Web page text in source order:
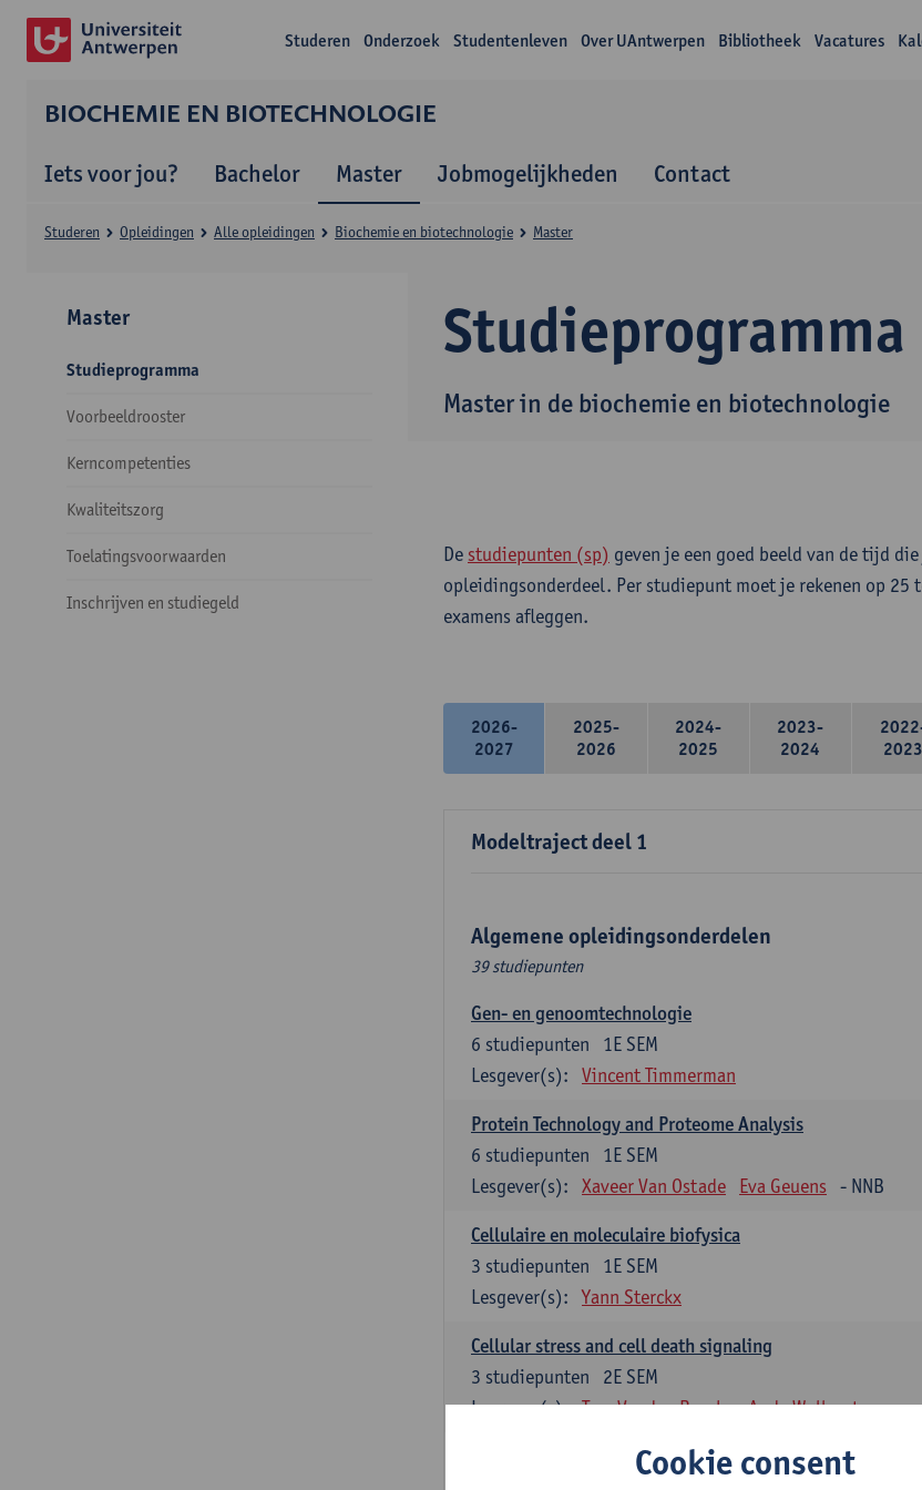
Studeren Onderzoek Studentenleven Over UAntwerpen Bibliotheek Vacatures
BIOCHEMIE EN BIOTECHNOLOGIE
Iets voor jou? Bachelor Master Jobmogelijkheden Contact
Studieprogramma
Master in de biochemie en biotechnologie
Studeren Opleidingen Alle opleidingen Biochemie en biotechnologie Master
Master
Studieprogramma
Voorbeeldrooster
Kerncompetenties
Kwaliteitszorg
Toelatingsvoorwaarden
Inschrijven en studiegeld
De studiepunten (sp) geven je een goed beeld van de tijd
opleidingsonderdeel. Per studiepunt moet je rekenen op 25
examens afleggen.
2026-
2027
2025-
2026
2024-
2025
2023-
2024
2023
Modeltraject deel 1
Algemene opleidingsonderdelen
39 studiepunten
Gen- en genoomtechnologie
1E SEM
6 studiepunten
Lesgever(s):
Vincent Timmerman
Protein Technology and Proteome Analysis
1E SEM
6 studiepunten
Lesgever(s):
Xaveer Van Ostade Eva Geuens - NNB
Cellulaire en moleculaire biofysica
1E SEM
3 studiepunten
Lesgever(s):
Yann Sterckx
Cellular stress and cell death signaling
2E SEM
3 studiepunten
Lesgever(s): Tom Vanden Berghe Andy Wullaert
Cookie consent